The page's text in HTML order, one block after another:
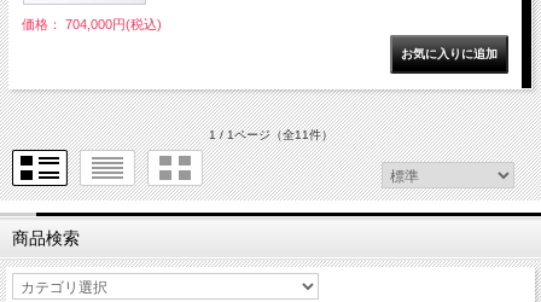
価格： 704,000円(税込)
1 / 1ページ（全11件）
商品検索